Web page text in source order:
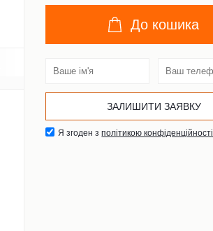
До кошика
Я згоден зполітикою конфіденційності